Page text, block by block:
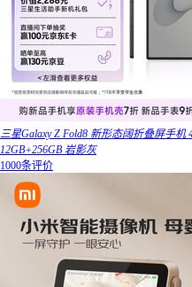
三星Galaxy Z Fold8 新形态阔折叠屏手
12GB+256GB 岩影灰
1000条评价